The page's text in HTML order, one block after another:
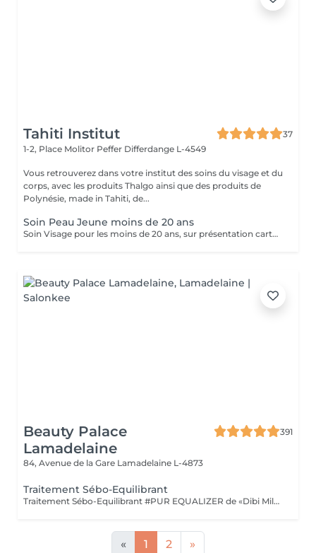
Tahiti Institut
37
1-2, Place Molitor Peffer Differdange L-4549
Vous retrouverez dans votre institut des soins du visage et du
corps, avec les produits Thalgo ainsi que des produits de
Polynésie, made in Tahiti, de...
Soin Peau Jeune moins de 20 ans
Soin Visage pour les moins de 20 ans, sur présentation carte d'identité. Soin nettoyant et traitant. Pour peau jeune à imperfections.
Beauty Palace
Lamadelaine
391
84, Avenue de la Gare Lamadelaine L-4873
Traitement Sébo-Equilibrant
Traitement Sébo-Equilibrant #PUR EQUALIZER de «Dibi Milano» grâce aux performances de ses principes actifs innovants, il est en mesure de régulariser l'excès de sébum, en procurant un effet matifiant et en réduisant visiblement les pores dilatés, le grain de peau est affiné. Ce soin aide à matifier la peau tout en la maintenant hydratée et protégée. (Masque bio-cellulose)
« 1 2 »